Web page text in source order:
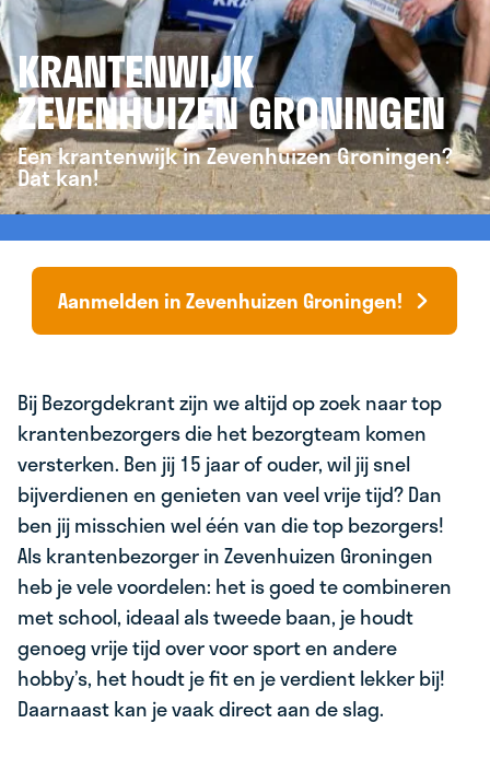
KRANTENWIJK
ZEVENHUIZEN GRONINGEN
Een krantenwijk in Zevenhuizen Groningen?
Dat kan!
Aanmelden in Zevenhuizen Groningen!
Bij Bezorgdekrant zijn we altijd op zoek naar top
krantenbezorgers die het bezorgteam komen
versterken. Ben jij 15 jaar of ouder, wil jij snel
bijverdienen en genieten van veel vrije tijd? Dan
ben jij misschien wel één van die top bezorgers!
Als krantenbezorger in Zevenhuizen Groningen
heb je vele voordelen: het is goed te combineren
met school, ideaal als tweede baan, je houdt
genoeg vrije tijd over voor sport en andere
hobby’s, het houdt je fit en je verdient lekker bij!
Daarnaast kan je vaak direct aan de slag.